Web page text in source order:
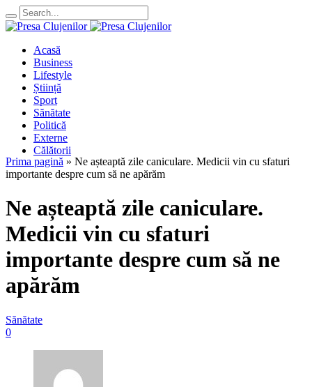
Acasă
Business
Lifestyle
Știință
Sport
Sănătate
Politică
Externe
Călătorii
Prima pagină » Ne așteaptă zile caniculare. Medicii vin cu sfaturi
importante despre cum să ne apărăm
Ne așteaptă zile caniculare.
Medicii vin cu sfaturi
importante despre cum să ne
apărăm
Sănătate
0